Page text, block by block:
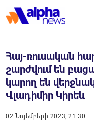
Հայ-ռուսական
շարժվում են
կարող են
Վլադիմիր Կիրեև
02 Նոյեմբերի 2023, 21:30